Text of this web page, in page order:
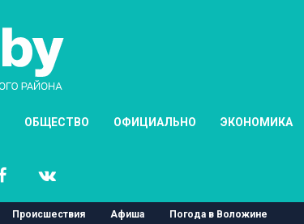
ОБЩЕСТВО ОФИЦИАЛЬНО ЭКОНОМИКА
Происшествия Афиша Погода в Воложине